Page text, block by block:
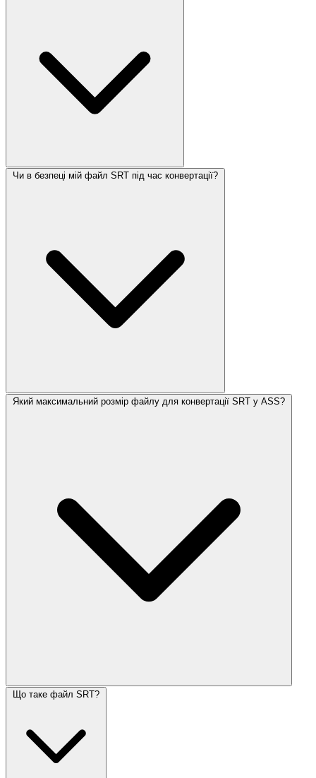
Чи в безпеці мій файл SRT під час конвертації?
Який максимальний розмір файлу для конвертації SRT у ASS?
Що таке файл SRT?